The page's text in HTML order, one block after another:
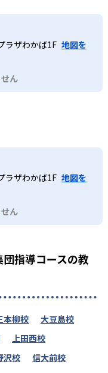
ラザわかば1F 地図を
ん
ラザわかば1F 地図を
ん
指導コースの教
本柳校
大豆島校
上田西校
沢校
信大前校